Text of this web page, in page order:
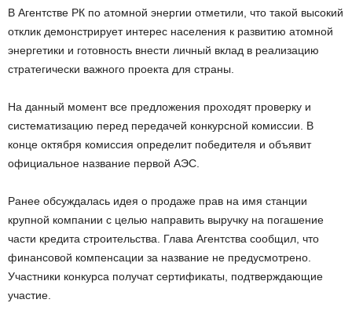
В Агентстве РК по атомной энергии отметили, что такой высокий
отклик демонстрирует интерес населения к развитию атомной
энергетики и готовность внести личный вклад в реализацию
стратегически важного проекта для страны.
На данный момент все предложения проходят проверку и
систематизацию перед передачей конкурсной комиссии. В
конце октября комиссия определит победителя и объявит
официальное название первой АЭС.
Ранее обсуждалась идея о продаже прав на имя станции
крупной компании с целью направить выручку на погашение
части кредита строительства. Глава Агентства сообщил, что
финансовой компенсации за название не предусмотрено.
Участники конкурса получат сертификаты, подтверждающие
участие.